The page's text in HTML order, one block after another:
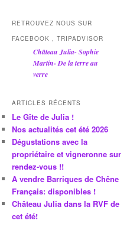
RETROUVEZ NOUS SUR
FACEBOOK , TRIPADVISOR
Château Julia- Sophie
Martin- De la terre au
verre
ARTICLES RÉCENTS
Le Gîte de Julia !
Nos actualités cet été 2026
Dégustations avec la
propriétaire et vigneronne sur
rendez-vous !!
A vendre Barriques de Chêne
Français: disponibles !
Château Julia dans la RVF de
cet été!